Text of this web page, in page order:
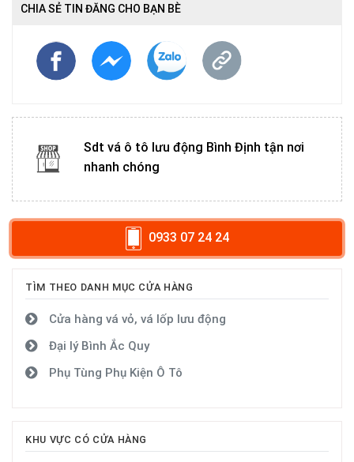
CHIA SẺ TIN ĐĂNG CHO BẠN BÈ
Sdt vá ô tô lưu động Bình Định tận nơi
nhanh chóng
0933 07 24 24
TÌM THEO DANH MỤC CỬA HÀNG
Cửa hàng vá vỏ, vá lốp lưu động
Đại lý Bình Ắc Quy
Phụ Tùng Phụ Kiện Ô Tô
KHU VỰC CÓ CỬA HÀNG